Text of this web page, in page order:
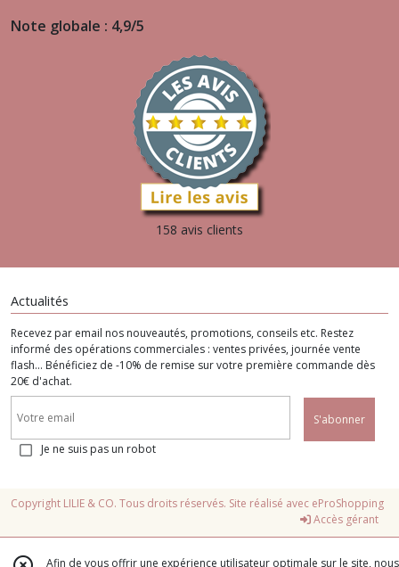
Note globale : 4,9/5
158 avis clients
Actualités
Recevez par email nos nouveautés, promotions, conseils etc. Restez
informé des opérations commerciales : ventes privées, journée vente
flash... Bénéficiez de -10% de remise sur votre première commande dès
20€ d'achat.
S'abonner
Je ne suis pas un robot
Copyright LILIE & CO. Tous droits réservés. Site réalisé avec eProShopping
Accès gérant
Afin de vous offrir une expérience utilisateur optimale sur le site, nous